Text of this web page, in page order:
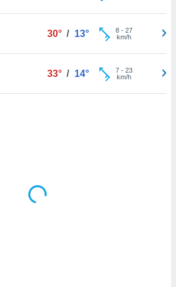
30° / 13° 8- 27
km/h
33° / 14° 7- 23
km/h